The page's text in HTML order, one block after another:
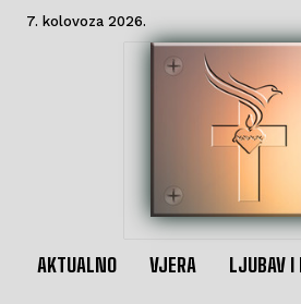
7. kolovoza 2026.
AKTUALNO VJERA LJUBAV I